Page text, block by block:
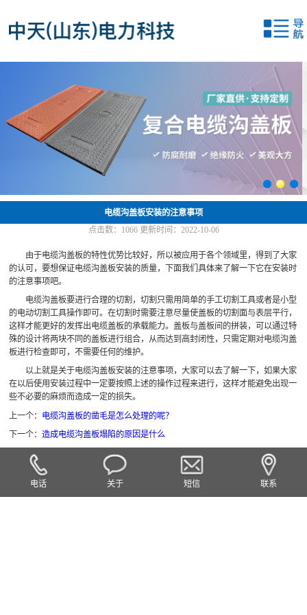
电缆沟盖板安装的注意事项
点击数：
1066更新时间：2022-10-06
由于电缆沟盖板的特性优势比较好，所以被应用于各个领域里，得到了大家
的认可，要想保证电缆沟盖板安装的质量，下面我们具体来了解一下它在安装时
的注意事项吧。
电缆沟盖板要进行合理的切割，切割只需用简单的手工切割工具或者是小型
的电动切割工具操作即可。在切割时需要注意尽量使盖板的切割面与表层平行，
这样才能更好的发挥出电缆盖板的承载能力。盖板与盖板间的拼装，可以通过特
殊的设计将两块不同的盖板进行组合，从而达到高封闭性，只需定期对电缆沟盖
板进行检查即可，不需要任何的维护。
以上就是关于电缆沟盖板安装的注意事项，大家可以去了解一下，如果大家
在以后使用安装过程中一定要按照上述的操作过程来进行，这样才能避免出现一
些不必要的麻烦而造成一定的损失。
上一个： 电缆沟盖板的凿毛是怎么处理的呢？
下一个：造成电缆沟盖板塌陷的原因是什么
电话 关于 短信 联系
新闻中心
应用案例
联系我们